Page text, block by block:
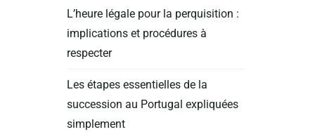
L’heure légale pour la perquisition :
implications et procédures à
respecter
Les étapes essentielles de la
succession au Portugal expliquées
simplement